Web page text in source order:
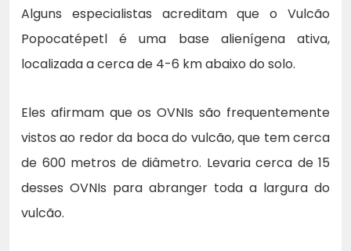
Alguns especialistas acreditam que o Vulcão
Popocatépetl é uma base alienígena ativa,
localizada a cerca de 4-6 km abaixo do solo.
Eles afirmam que os OVNIs são frequentemente
vistos ao redor da boca do vulcão, que tem cerca
de 600 metros de diâmetro. Levaria cerca de 15
desses OVNIs para abranger toda a largura do
vulcão.